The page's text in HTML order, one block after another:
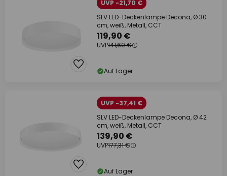
UVP -21,70 €
SLV LED-Deckenlampe Decona, Ø 30
cm, weiß, Metall, CCT
119,90 €
UVP141,60 €
Auf Lager
UVP -37,41 €
SLV LED-Deckenlampe Decona, Ø 42
cm, weiß, Metall, CCT
139,90 €
UVP177,31 €
Auf Lager